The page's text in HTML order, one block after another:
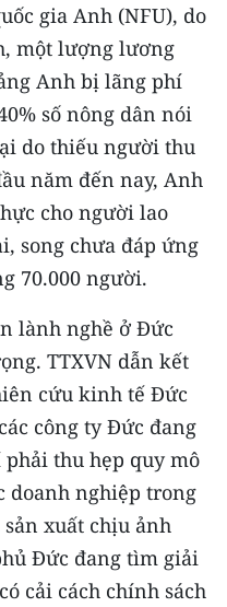
gia Anh (NFU), do
một lượng lương
Anh bị lãng phí
số nông dân nói
do thiếu người thu
năm đến nay, Anh
cho người lao
song chưa đáp ứng
70.000 người.
lành nghề ở Đức
TTXVN dẫn kết
cứu kinh tế Đức
công ty Đức đang
thu hẹp quy mô
doanh nghiệp trong
xuất chịu ảnh
Đức đang tìm giải
cải cách chính sách